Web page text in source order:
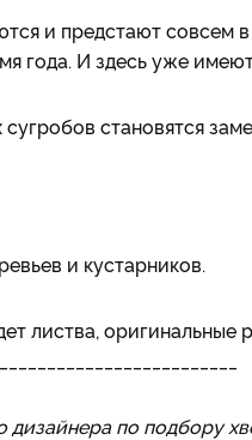
и предстают совсем
года. И здесь уже
становятся
и кустарников.
листва, оригинальные
по подбору